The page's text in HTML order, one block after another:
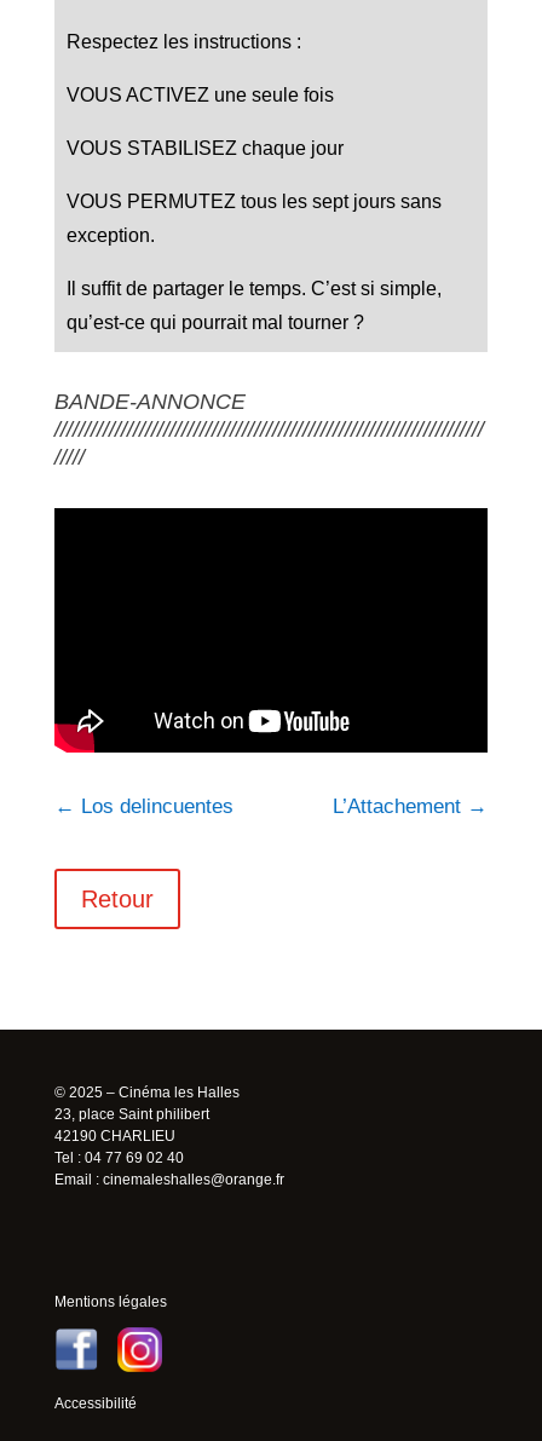
Respectez les instructions :
VOUS ACTIVEZ une seule fois
VOUS STABILISEZ chaque jour
VOUS PERMUTEZ tous les sept jours sans
exception.
Il suffit de partager le temps. C’est si simple,
qu’est-ce qui pourrait mal tourner ?
BANDE-ANNONCE
///////////////////////////////////////////////////////////////////////
/////
← Los delincuentes L’Attachement →
Retour
© 2025 – Cinéma les Halles
23, place Saint philibert
42190 CHARLIEU
Tel : 04 77 69 02 40
Email : cinemaleshalles@orange.fr
Mentions légales
Accessibilité